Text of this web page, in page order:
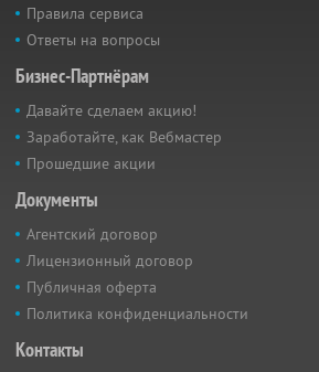
Правила сервиса
Ответы на вопросы
Бизнес-Партнёрам
Давайте сделаем акцию!
Заработайте, как Вебмастер
Прошедшие акции
Документы
Агентский договор
Лицензионный договор
Публичная оферта
Политика конфиденциальности
Контакты